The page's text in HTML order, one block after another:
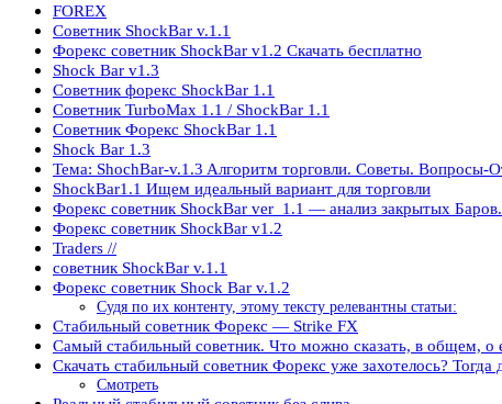
FOREX
Советник ShockBar v.1.1
Форекс советник ShockBar v1.2 Скачать бесплатно
Shock Bar v1.3
Советник форекс ShockBar 1.1
Советник TurboMax 1.1 / ShockBar 1.1
Советник Форекс ShockBar 1.1
Shock Bar 1.3
Тема: ShochBar-v.1.3 Aлгоритм торговли. Cоветы. Bопросы-
ShockBar1.1 Ищем идеальный вариант для торговли
Форекс советник ShockBar ver_1.1 — анализ закрытых Баров.
Форекс советник ShockBar v1.2
Traders //
советник ShockBar v.1.1
Форекс советник Shock Bar v.1.2
Судя по их контенту, этому тексту релевантны статьи:
Стабильный советник Форекс — Strike FX
Самый стабильный советник. Что можно сказать, в общем, о
Скачать стабильный советник Форекс уже захотелось? Тогда
Смотреть